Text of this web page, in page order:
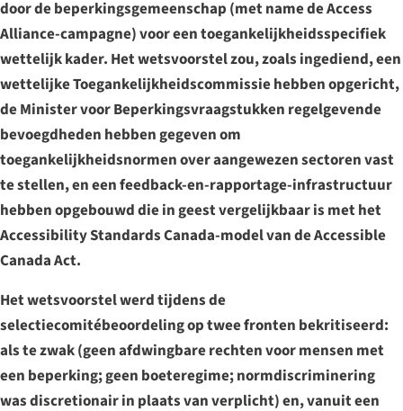
door de beperkingsgemeenschap (met name de Access
Alliance-campagne) voor een toegankelijkheidsspecifiek
wettelijk kader. Het wetsvoorstel zou, zoals ingediend, een
wettelijke Toegankelijkheidscommissie hebben opgericht,
de Minister voor Beperkingsvraagstukken regelgevende
bevoegdheden hebben gegeven om
toegankelijkheidsnormen over aangewezen sectoren vast
te stellen, en een feedback-en-rapportage-infrastructuur
hebben opgebouwd die in geest vergelijkbaar is met het
Accessibility Standards Canada-model van de Accessible
Canada Act.
Het wetsvoorstel werd tijdens de
selectiecomitébeoordeling op twee fronten bekritiseerd:
als te zwak (geen afdwingbare rechten voor mensen met
een beperking; geen boeteregime; normdiscriminering
was discretionair in plaats van verplicht) en, vanuit een